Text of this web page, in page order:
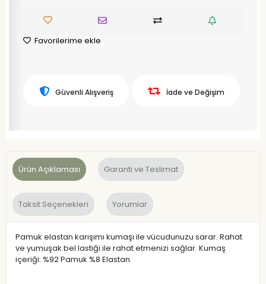
Favorilerime ekle
Güvenli Alışveriş İade ve Değişim
Ürün Açıklaması Garanti ve Teslimat
Taksit Seçenekleri Yorumlar
Pamuk elastan karışımı kumaşı ile vücudunuzu sarar. Rahat
ve yumuşak bel lastiği ile rahat etmenizi sağlar. Kumaş
içeriği: %92 Pamuk %8 Elastan